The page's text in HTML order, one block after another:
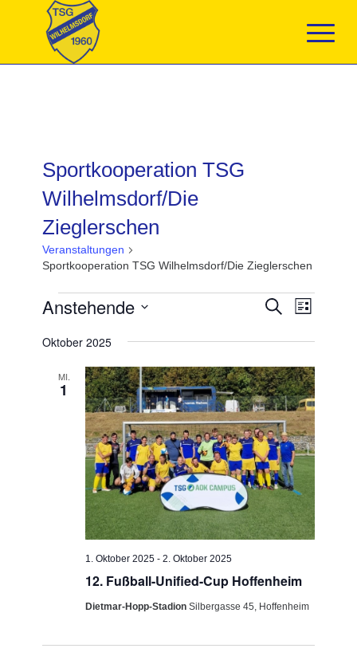
Sportkooperation TSG
Wilhelmsdorf/Die
Zieglerschen
Veranstaltungen
Sportkooperation TSG Wilhelmsdorf/Die Zieglerschen
Veranstaltungen
Suche
Ansichten,
Suche
Liste
Anstehende
wählen.
Oktober 2025
MI.
1
12. Fußball-Unified-Cup Hoffenheim
1. Oktober 2025 -2. Oktober 2025
Dietmar-Hopp-StadionSilbergasse 45, Hoffenheim